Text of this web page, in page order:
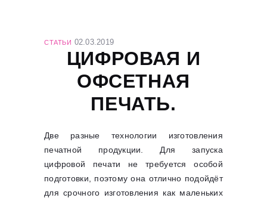
СТАТЬИ 02.03.2019
ЦИФРОВАЯ И
ОФСЕТНАЯ
ПЕЧАТЬ.
Две разные технологии изготовления
печатной продукции. Для запуска
цифровой печати не требуется особой
подготовки, поэтому она отлично подойдёт
для срочного изготовления как маленьких